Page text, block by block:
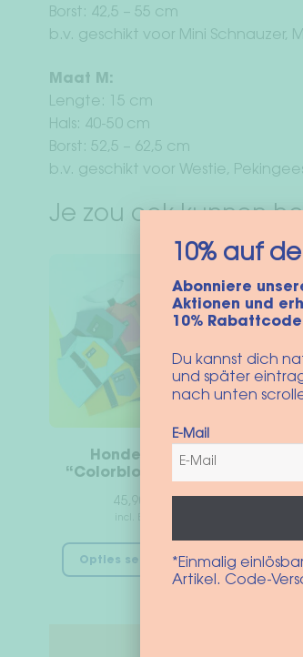
Borst: 42,5 – 55 cm
b.v. geschikt voor Mini Schnauzer,
Maat M:
Lengte: 15 cm
Hals: 40-50 cm
Borst: 52,5 – 62,5 cm
b.v. geschikt voor Westie,
Je zou ook kunnen
Hondentuig
“Colorblock vest”
45,90
Opties selecteren
Dit
product
heeft
10% auf
Abonniere
Aktionen und
10%
Du kannst dich
und später
nach unten
E-Mail
*Einmalig
Artikel. Code-